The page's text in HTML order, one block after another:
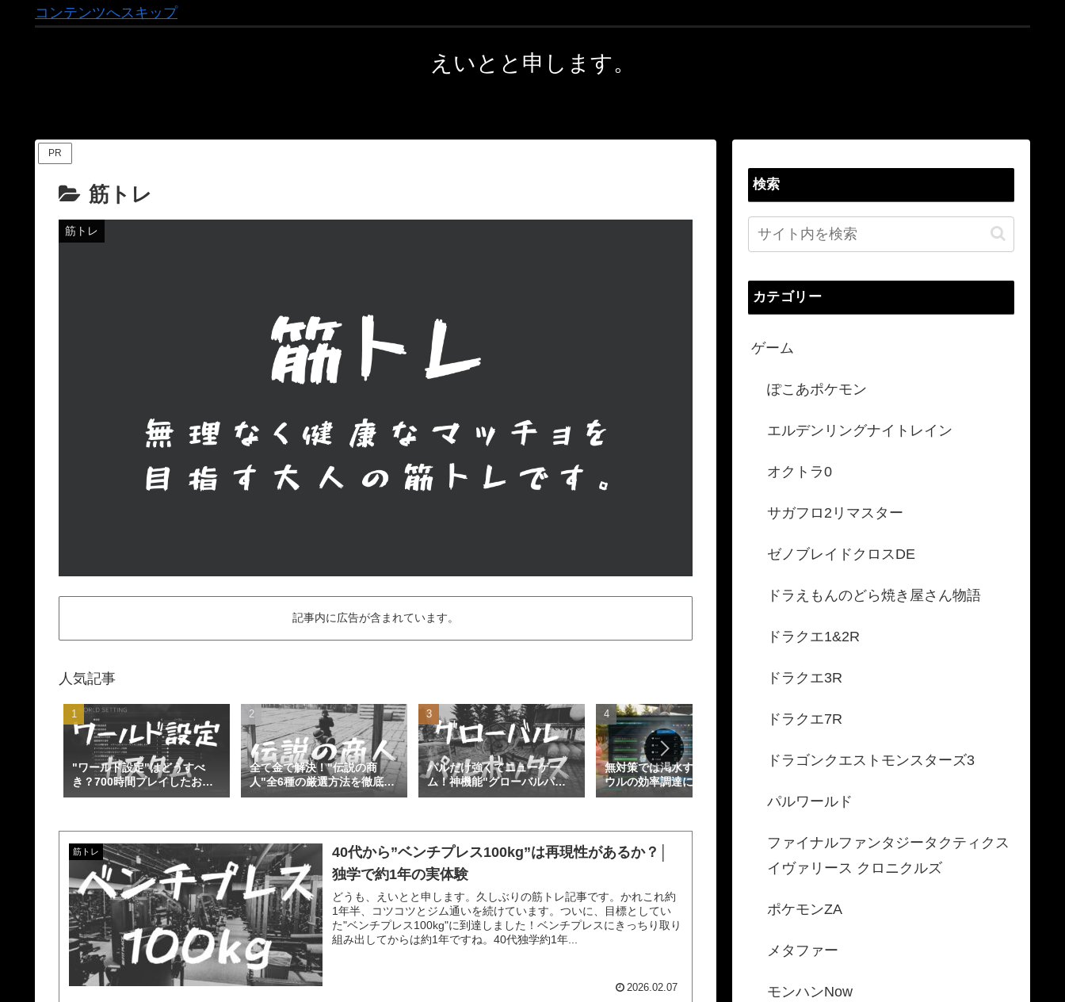
コンテンツへスキップ
えいとと申します。
PR
筋トレ
筋トレ
記事内に広告が含まれています。
人気記事
"ワールド設定"はどうすべ
き？700時間プレイしたおす
すめカスタムを紹介│パルワ
全て金で解決！"伝説の商
人"全6種の厳選方法を徹底解
説│パルワールド
パルだけ強くてニューゲー
ム！神機能"グローバルパル
ボックス"を解説│パルワール
無対策では渇水する、パルソ
ウルの効率調達について│パ
ルワールド
個体値100厳選パルの作り
パルワールド
筋トレ
40代から”ベンチプレス100kg”は再現性があるか？│
独学で約1年の実体験
どうも、えいとと申します。久しぶりの筋トレ記事です。かれこれ約
1年半、コツコツとジム通いを続けています。ついに、目標としてい
た"ベンチプレス100kg"に到達しました！ベンチプレスにきっちり取り
組み出してからは約1年ですね。40代独学約1年...
2026.02.07
検索
カテゴリー
ゲーム
ぽこあポケモン
エルデンリングナイトレイン
オクトラ0
サガフロ2リマスター
ゼノブレイドクロスDE
ドラえもんのどら焼き屋さん物語
ドラクエ1&2R
ドラクエ3R
ドラクエ7R
ドラゴンクエストモンスターズ3
パルワールド
ファイナルファンタジータクティクス
イヴァリース クロニクルズ
ポケモンZA
メタファー
モンハンNow